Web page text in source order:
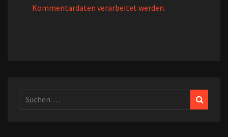
Kommentardaten verarbeitet werden.
Suchen
nach: